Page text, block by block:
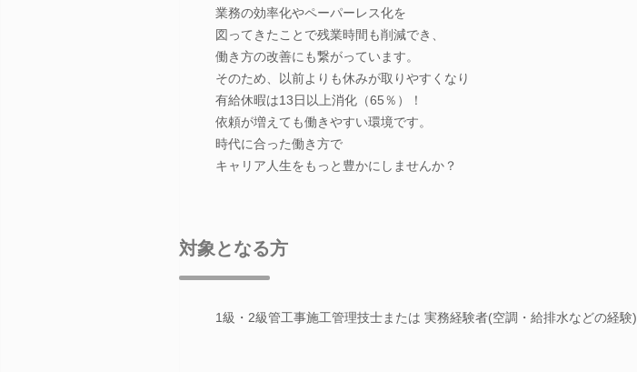
業務の効率化やペーパーレス化を
図ってきたことで残業時間も削減でき、
働き方の改善にも繋がっています。
そのため、以前よりも休みが取りやすくなり
有給休暇は13日以上消化（65％）！
依頼が増えても働きやすい環境です。
時代に合った働き方で
キャリア人生をもっと豊かにしませんか？
対象となる方
1級・2級管工事施工管理技士または 実務経験者(空調・給排水などの経験)